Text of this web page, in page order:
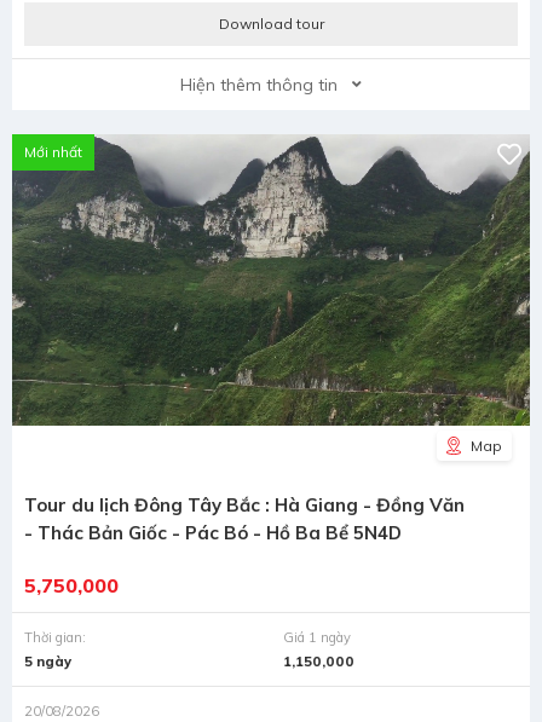
Download tour
Hiện thêm thông tin
Mới nhất
Map
Tour du lịch Đông Tây Bắc : Hà Giang - Đồng Văn
- Thác Bản Giốc - Pác Bó - Hồ Ba Bể 5N4D
5,750,000
Thời gian:
5 ngày
Giá 1 ngày
1,150,000
20/08/2026